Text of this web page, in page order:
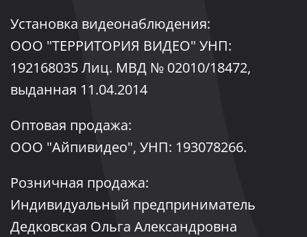
Установка видеонаблюдения:
ООО "ТЕРРИТОРИЯ ВИДЕО" УНП:
192168035 Лиц. МВД № 02010/18472,
выданная 11.04.2014
Оптовая продажа:
ООО "Айпивидео", УНП: 193078266.
Розничная продажа:
Индивидуальный предприниматель
Дедковская Ольга Александровна